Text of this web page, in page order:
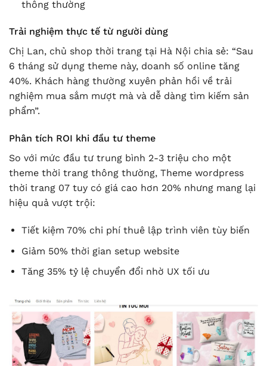
thông thường
Trải nghiệm thực tế từ người dùng
Chị Lan, chủ shop thời trang tại Hà Nội chia sẻ: “Sau
6 tháng sử dụng theme này, doanh số online tăng
40%. Khách hàng thường xuyên phản hồi về trải
nghiệm mua sắm mượt mà và dễ dàng tìm kiếm sản
phẩm”.
Phân tích ROI khi đầu tư theme
So với mức đầu tư trung bình 2-3 triệu cho một
theme thời trang thông thường, Theme wordpress
thời trang 07 tuy có giá cao hơn 20% nhưng mang lại
hiệu quả vượt trội:
Tiết kiệm 70% chi phí thuê lập trình viên tùy biến
Giảm 50% thời gian setup website
Tăng 35% tỷ lệ chuyển đổi nhờ UX tối ưu